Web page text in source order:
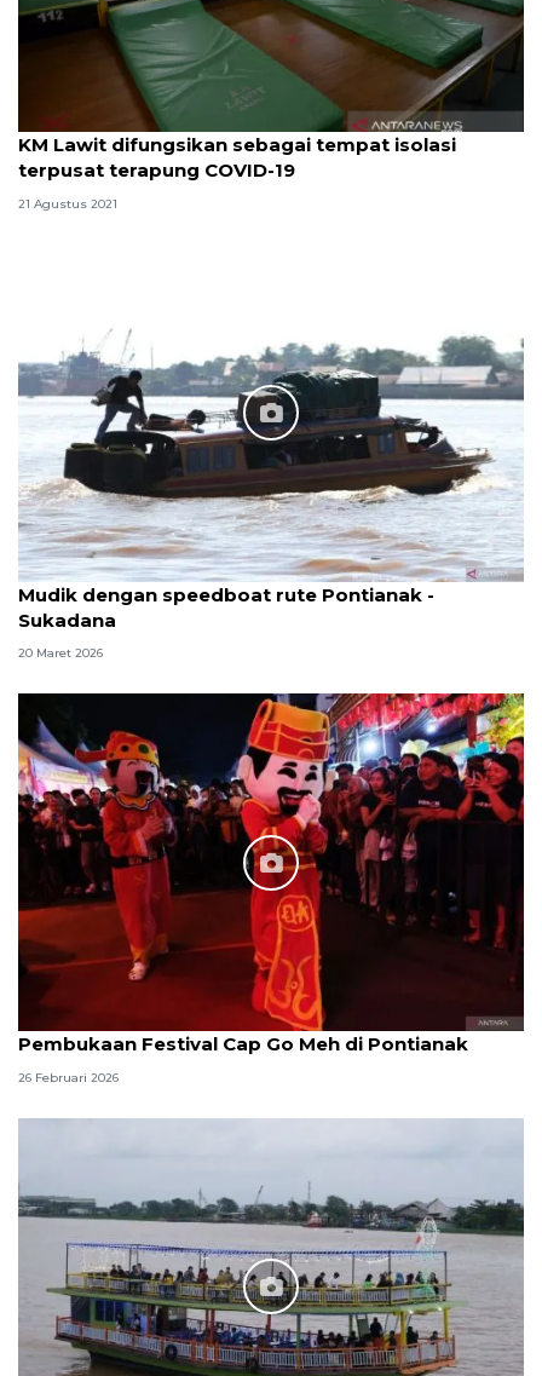
KM Lawit difungsikan sebagai tempat isolasi
terpusat terapung COVID-19
21 Agustus 2021
Mudik dengan speedboat rute Pontianak -
Sukadana
20 Maret 2026
Pembukaan Festival Cap Go Meh di Pontianak
26 Februari 2026